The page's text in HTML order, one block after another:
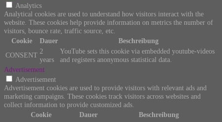
Analytics
Analytical cookies are used to understand how visitors interact with the
website. These cookies help provide information on metrics the number of
visitors, bounce rate, traffic source, etc.
Cookie
Dauer
Beschreibung
CONSENT 2
years
YouTube sets this cookie via embedded youtube-videos
and registers anonymous statistical data.
Advertisement
Advertisement
Advertisement cookies are used to provide visitors with relevant ads and
marketing campaigns. These cookies track visitors across websites and
collect information to provide customized ads.
Cookie
Dauer
Beschreibung